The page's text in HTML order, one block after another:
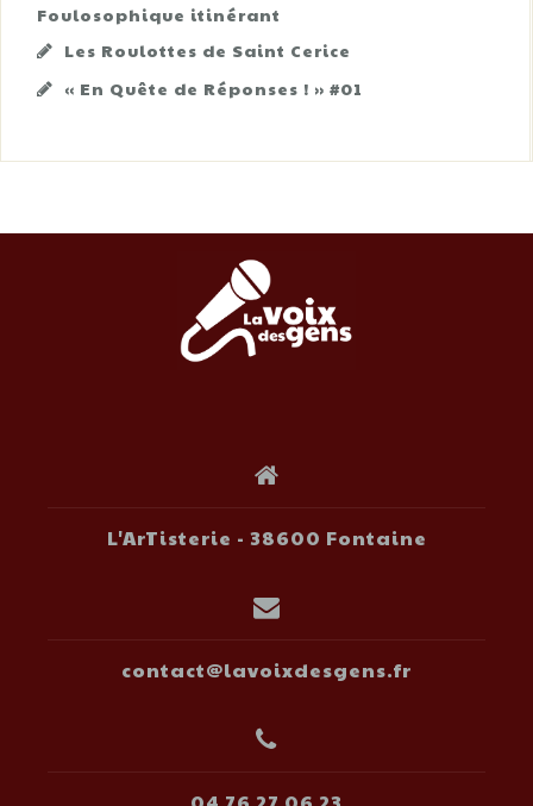
Foulosophique itinérant
Les Roulottes de Saint Cerice
« En Quête de Réponses ! » #01
L'ArTisterie - 38600 Fontaine
contact@lavoixdesgens.fr